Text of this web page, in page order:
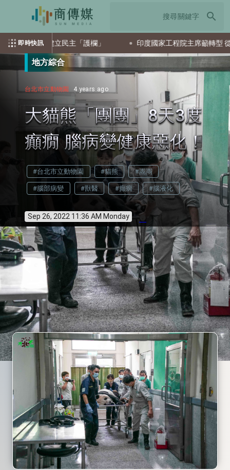
search
即時快訊
發展建立民主「護欄」 印度國家工程院主席籲轉型 從科技使
地方綜合
台北市立動物園 4 years ago
大貓熊「團團」8天3度
癲癇 腦病變健康惡化！
#台北市立動物園 #貓熊 #團團
#腦部病變 #獸醫 #癲癇 #腦液化
Sep 26, 2022 11:36 AM Monday info